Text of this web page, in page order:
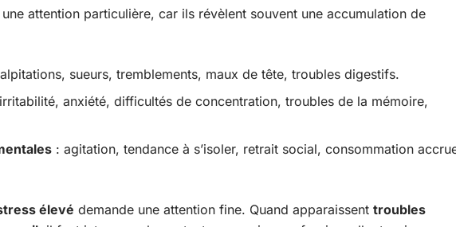
attention particulière, car ils révèlent souvent une accumulation de
sueurs, tremblements, maux de tête, troubles digestifs.
anxiété, difficultés de concentration, troubles de la mémoire,
: agitation, tendance à s’isoler, retrait social, consommation
élevé demande une attention fine. Quand apparaissent troubles